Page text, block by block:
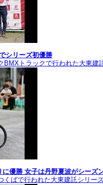
シリーズ初優勝
トラックで行われた大東
優勝 女子は丹野夏波がシーズ
ばで行われた大東建託シリー